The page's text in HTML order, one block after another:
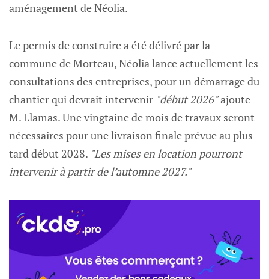
aménagement de Néolia.
Le permis de construire a été délivré par la
commune de Morteau, Néolia lance actuellement les
consultations des entreprises, pour un démarrage du
chantier qui devrait intervenir "début 2026"ajoute
M. Llamas. Une vingtaine de mois de travaux seront
nécessaires pour une livraison finale prévue au plus
tard début 2028. "Les mises en location pourront
intervenir à partir de l’automne 2027."